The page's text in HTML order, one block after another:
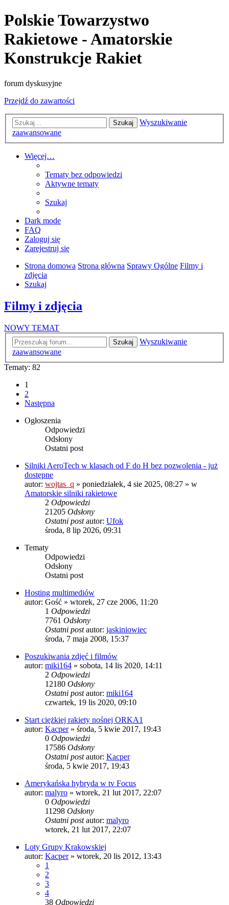
Polskie Towarzystwo
Rakietowe - Amatorskie
Konstrukcje Rakiet
forum dyskusyjne
Przejdź do zawartości
Szukaj
Wyszukiwanie
zaawansowane
Więcej…
Tematy bez odpowiedzi
Aktywne tematy
Szukaj
Dark mode
FAQ
Zaloguj się
Zarejestruj się
Strona domowa Strona główna Sprawy Ogólne Filmy i
zdjęcia
Szukaj
Filmy i zdjęcia
NOWY TEMAT
Szukaj
Wyszukiwanie
zaawansowane
Tematy: 82
1
2
Następna
Ogłoszenia
Odpowiedzi
Odsłony
Ostatni post
Silniki AeroTech w klasach od F do H bez pozwolenia - już
dostępne
autor: wojtas_q » poniedziałek, 4 sie 2025, 08:27 » w
Amatorskie silniki rakietowe
2 Odpowiedzi
21205 Odsłony
Ostatni postautor: Ufok
środa, 8 lip 2026, 09:31
Tematy
Odpowiedzi
Odsłony
Ostatni post
Hosting multimediów
autor: Gość » wtorek, 27 cze 2006, 11:20
1 Odpowiedzi
7761 Odsłony
Ostatni postautor: jaskiniowiec
środa, 7 maja 2008, 15:37
Poszukiwania zdjęć i filmów
autor: miki164 » sobota, 14 lis 2020, 14:11
2 Odpowiedzi
12180 Odsłony
Ostatni postautor: miki164
czwartek, 19 lis 2020, 09:10
Start ciężkiej rakiety nośnej ORKA1
autor: Kacper» środa, 5 kwie 2017, 19:43
0 Odpowiedzi
17586 Odsłony
Ostatni postautor: Kacper
środa, 5 kwie 2017, 19:43
Amerykańska hybryda w tv Focus
autor: malyro » wtorek, 21 lut 2017, 22:07
0 Odpowiedzi
11298 Odsłony
Ostatni postautor: malyro
wtorek, 21 lut 2017, 22:07
Loty Grupy Krakowskiej
autor: Kacper» wtorek, 20 lis 2012, 13:43
1
2
3
4
38 Odpowiedzi